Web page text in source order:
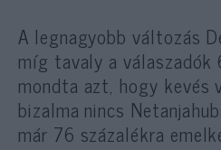
A legnagyobb változás
míg tavaly a válaszadók
mondta azt, hogy kevés
bizalma nincs
már 76 százalékra